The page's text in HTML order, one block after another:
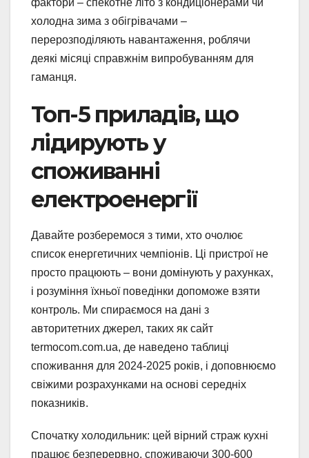
фактори – спекотне літо з кондиціонерами чи
холодна зима з обігрівачами –
перерозподіляють навантаження, роблячи
деякі місяці справжнім випробуванням для
гаманця.
Топ-5 приладів, що
лідирують у
споживанні
електроенергії
Давайте розберемося з тими, хто очолює
список енергетичних чемпіонів. Ці пристрої не
просто працюють – вони домінують у рахунках,
і розуміння їхньої поведінки допоможе взяти
контроль. Ми спираємося на дані з
авторитетних джерел, таких як сайт
termocom.com.ua, де наведено таблиці
споживання для 2024-2025 років, і доповнюємо
свіжими розрахунками на основі середніх
показників.
Спочатку холодильник: цей вірний страж кухні
працює безперервно, споживаючи 300-600